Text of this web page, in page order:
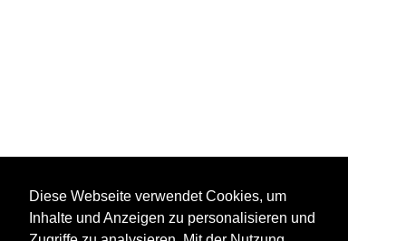
Diese Webseite verwendet Cookies, um
Inhalte und Anzeigen zu personalisieren und